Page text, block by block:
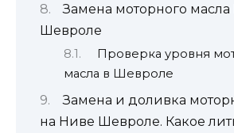
Замена моторного
Шевроле
Проверка уровня
масла в Шевроле
Замена и доливка
на Ниве Шевроле. Какое